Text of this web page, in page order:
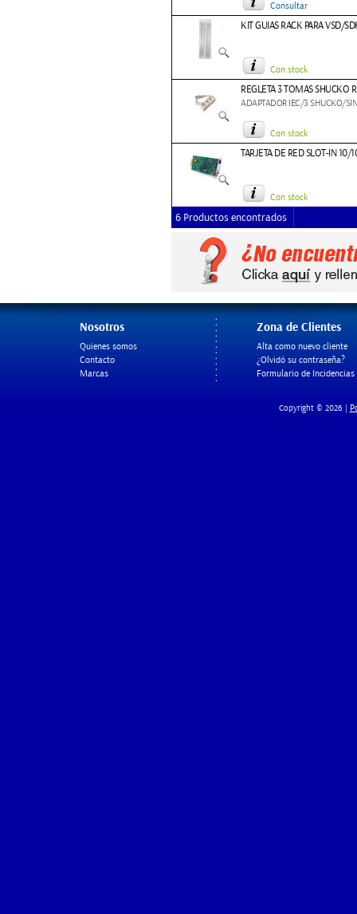
Consultar
KIT GUIAS RACK PARA VSD/
Con stock
REGLETA 3 TOMAS SHUCKO
ADAPTADOR IEC/3 SHUCKO/
Con stock
TARJETA DE RED SLOT-IN 10/
Con stock
6 Productos encontrados
Nosotros
Quienes somos
Contacto
Marcas
Zona de Clientes
Alta como nuevo cliente
¿Olvidó su contraseña?
Formulario de Incidencias
Copyright © 2026 |